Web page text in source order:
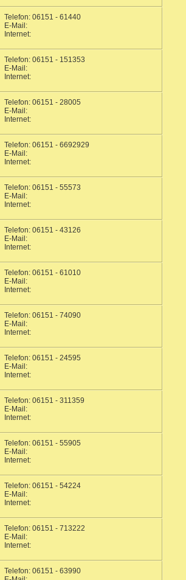
Telefon: 06151 - 61440
E-Mail:
Internet:
Telefon: 06151 - 151353
E-Mail:
Internet:
Telefon: 06151 - 28005
E-Mail:
Internet:
Telefon: 06151 - 6692929
E-Mail:
Internet:
Telefon: 06151 - 55573
E-Mail:
Internet:
Telefon: 06151 - 43126
E-Mail:
Internet:
Telefon: 06151 - 61010
E-Mail:
Internet:
Telefon: 06151 - 74090
E-Mail:
Internet:
Telefon: 06151 - 24595
E-Mail:
Internet:
Telefon: 06151 - 311359
E-Mail:
Internet:
Telefon: 06151 - 55905
E-Mail:
Internet:
Telefon: 06151 - 54224
E-Mail:
Internet:
Telefon: 06151 - 713222
E-Mail:
Internet:
Telefon: 06151 - 63990